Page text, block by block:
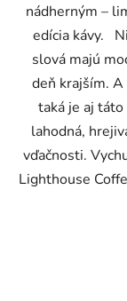
nádherným –
edícia kávy.
slová majú
deň krajším. A
taká je aj táto
lahodná,
vďačnosti.
Lighthouse